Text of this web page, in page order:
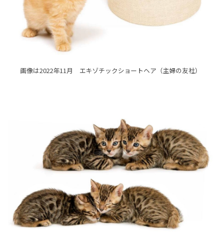
画像は2022年11月 エキゾチックショートヘア（主婦の友社）